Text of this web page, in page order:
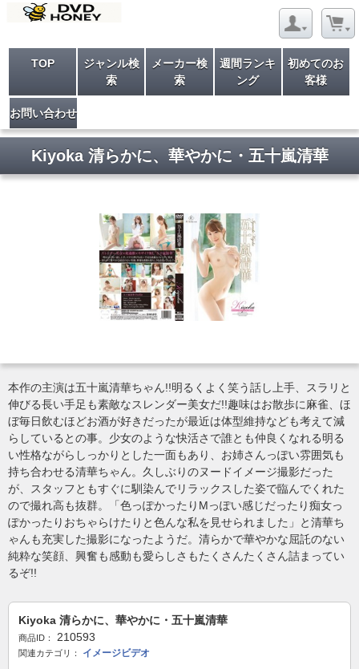
TOP
ジャンル検
索
メーカー検
索
週間ランキ
ング
初めてのお
客様
お問い合わせ
Kiyoka 清らかに、華やかに・五十嵐清華
本作の主演は五十嵐清華ちゃん!!明るくよく笑う話し上手、スラリと
伸びる長い手足も素敵なスレンダー美女だ!!趣味はお散歩に麻雀、ほ
ぼ毎日飲むほどお酒が好きだったが最近は体型維持なども考えて減
らしているとの事。少女のような快活さで誰とも仲良くなれる明る
い性格ながらしっかりとした一面もあり、お姉さんっぽい雰囲気も
持ち合わせる清華ちゃん。久しぶりのヌードイメージ撮影だった
が、スタッフともすぐに馴染んでリラックスした姿で臨んでくれた
ので撮れ高も抜群。「色っぽかったりMっぽい感じだったり痴女っ
ぽかったりおちゃらけたりと色んな私を見せられました」と清華ち
ゃんも充実した撮影になったようだ。清らかで華やかな屈託のない
純粋な笑顔、興奮も感動も愛らしさもたくさんたくさん詰まってい
るぞ!!
Kiyoka 清らかに、華やかに・五十嵐清華
商品ID： 210593
関連カテゴリ： イメージビデオ